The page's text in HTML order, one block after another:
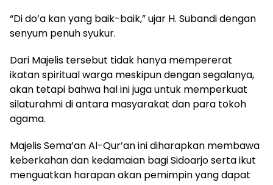
“Di do’a kan yang baik-baik,” ujar H. Subandi dengan
senyum penuh syukur.
Dari Majelis tersebut tidak hanya mempererat
ikatan spiritual warga meskipun dengan segalanya,
akan tetapi bahwa hal ini juga untuk memperkuat
silaturahmi di antara masyarakat dan para tokoh
agama.
Majelis Sema’an Al-Qur’an ini diharapkan membawa
keberkahan dan kedamaian bagi Sidoarjo serta ikut
menguatkan harapan akan pemimpin yang dapat